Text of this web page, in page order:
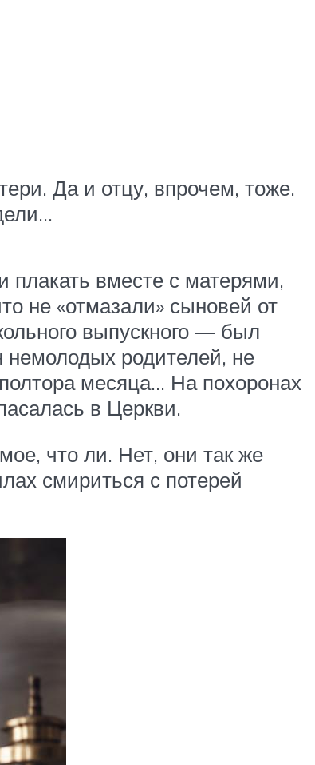
Да и отцу, впрочем, тоже.
плакать вместе с матерями,
не «отмазали» сыновей от
выпускного — был
немолодых родителей, не
месяца… На похоронах
в Церкви.
что ли. Нет, они так же
смириться с потерей